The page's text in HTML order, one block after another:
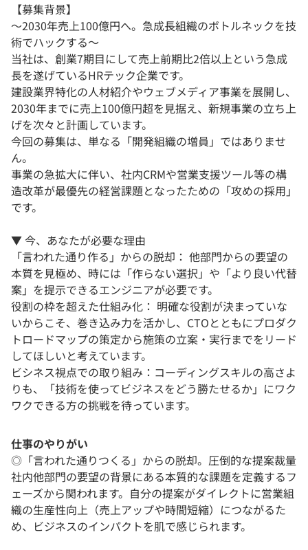
【募集背景】
〜2030年売上100億円へ。急成長組織のボトルネックを技
術でハックする〜
当社は、創業7期目にして売上前期比2倍以上という急成
長を遂げているHRテック企業です。
建設業界特化の人材紹介やウェブメディア事業を展開し、
2030年までに売上100億円超を見据え、新規事業の立ち上
げを次々と計画しています。
今回の募集は、単なる「開発組織の増員」ではありませ
ん。
事業の急拡大に伴い、社内CRMや営業支援ツール等の構
造改革が最優先の経営課題となったための「攻めの採用」
です。
▼ 今、あなたが必要な理由
「言われた通り作る」からの脱却： 他部門からの要望の
本質を見極め、時には「作らない選択」や「より良い代替
案」を提示できるエンジニアが必要です。
役割の枠を超えた仕組み化： 明確な役割が決まっていな
いからこそ、巻き込み力を活かし、CTOとともにプロダク
トロードマップの策定から施策の立案・実行までをリード
してほしいと考えています。
ビシネス視点での取り組み：コーディングスキルの高さよ
りも、「技術を使ってビジネスをどう勝たせるか」にワク
ワクできる方の挑戦を待っています。
仕事のやりがい
◎「言われた通りつくる」からの脱却。圧倒的な提案裁量
社内他部門の要望の背景にある本質的な課題を定義するフ
ェーズから関われます。自分の提案がダイレクトに営業組
織の生産性向上（売上アップや時間短縮）につながるた
め、ビジネスのインパクトを肌で感じられます。